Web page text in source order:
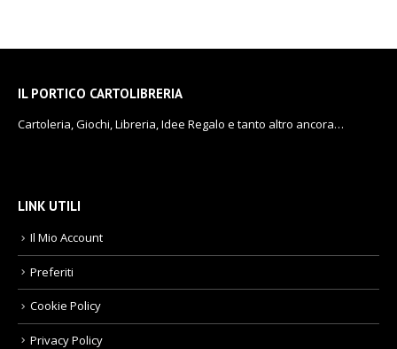
IL PORTICO CARTOLIBRERIA
Cartoleria, Giochi, Libreria, Idee Regalo e tanto altro ancora…
LINK UTILI
Il Mio Account
Preferiti
Cookie Policy
Privacy Policy